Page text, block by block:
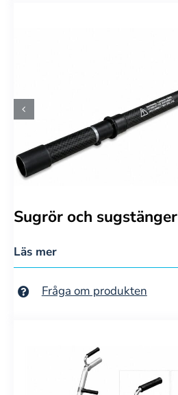
Sugrör och sugstänger
Läs mer
Fråga om produkten